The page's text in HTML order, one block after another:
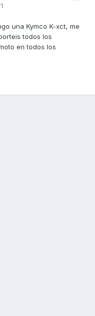
una Kymco K-xct, me
todos los
en todos los